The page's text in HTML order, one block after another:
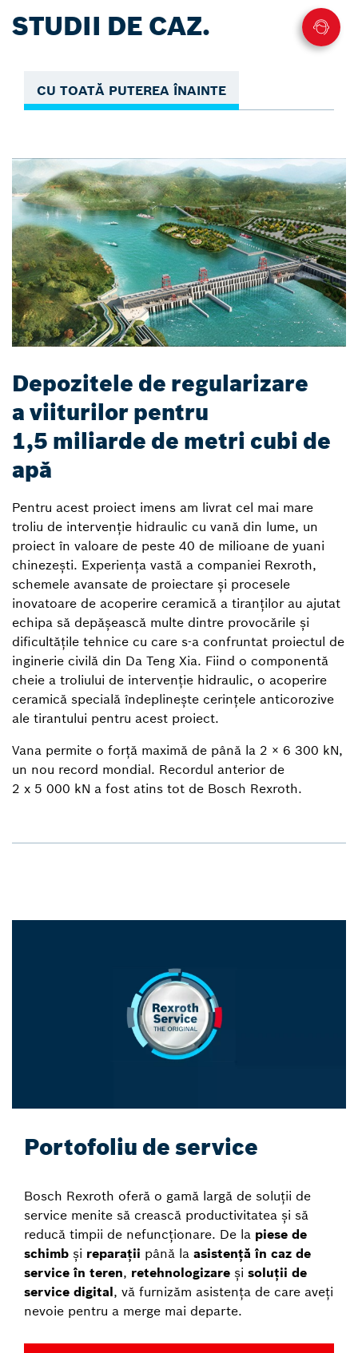
STUDII DE CAZ.
CU TOATĂ PUTEREA ÎNAINTE
Depozitele de regularizare
a viiturilor pentru
1,5 miliarde de metri cubi de
apă
Pentru acest proiect imens am livrat cel mai mare
troliu de intervenție hidraulic cu vană din lume, un
proiect în valoare de peste 40 de milioane de yuani
chinezești. Experiența vastă a companiei Rexroth,
schemele avansate de proiectare și procesele
inovatoare de acoperire ceramică a tiranților au ajutat
echipa să depășească multe dintre provocările și
dificultățile tehnice cu care s-a confruntat proiectul de
inginerie civilă din Da Teng Xia. Fiind o componentă
cheie a troliului de intervenție hidraulic, o acoperire
ceramică specială îndeplinește cerințele anticorozive
ale tirantului pentru acest proiect.
Vana permite o forță maximă de până la 2 × 6 300 kN,
un nou record mondial. Recordul anterior de
2 x 5 000 kN a fost atins tot de Bosch Rexroth.
Portofoliu de service
Bosch Rexroth oferă o gamă largă de soluții de
service menite să crească productivitatea și să
reducă timpii de nefuncționare. De la piese de
schimb și reparații până la asistență în caz de
service în teren, retehnologizare și soluții de
service digital, vă furnizăm asistența de care aveți
nevoie pentru a merge mai departe.